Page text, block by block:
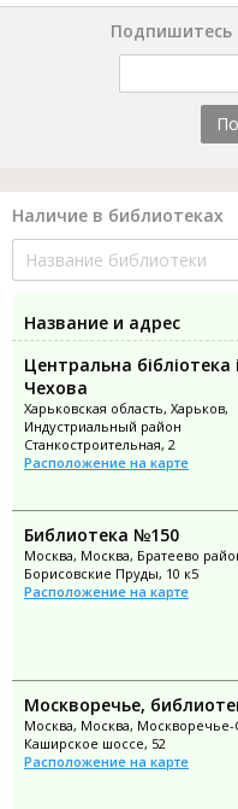
Подпишитесь
Наличие в библиотеках
Название и адрес
Центральна бібліотека
Чехова
Харьковская область, Харьков,
Индустриальный район
Станкостроительная, 2
Расположение на карте
Библиотека №150
Москва, Москва, Братеево
Борисовские Пруды, 10 к5
Расположение на карте
Москворечье,
Москва, Москва, Москворечье-
Каширское шоссе, 52
Расположение на карте